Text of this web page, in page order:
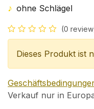
♪ ohne Schlägel
(0
Dieses Produkt ist
Verkauf nur in